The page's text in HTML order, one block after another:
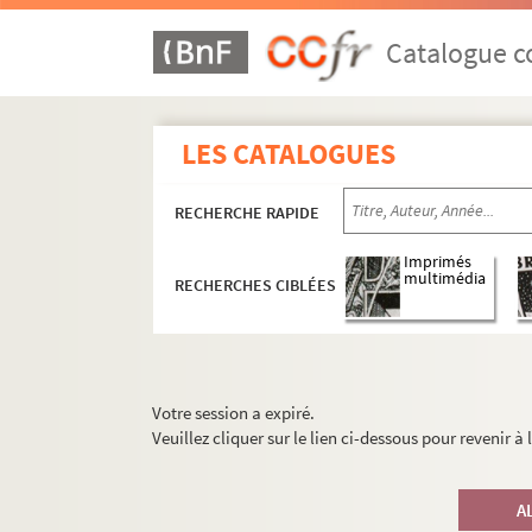
Catalogue
LES CATALOGUES
RECHERCHE RAPIDE
RECHERCHES CIBLÉES
Imprimés
multimédia
Votre session a expiré.
Veuillez cliquer sur le lien ci-dessous pour revenir